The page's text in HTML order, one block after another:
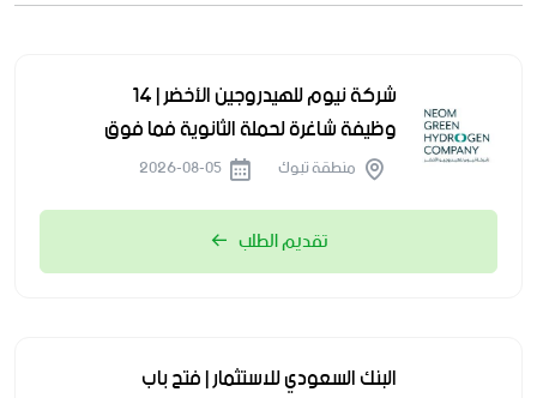
شركة نيوم للهيدروجين الأخضر | 14
وظيفة شاغرة لحملة الثانوية فما فوق
منطقة تبوك
تقديم الطلب
البنك السعودي للاستثمار | فتح باب